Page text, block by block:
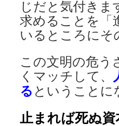
じだと気付き
求めることを「
いるところにそ
この文明の危う
くマッチして、
る ということに
止まれば死ぬ